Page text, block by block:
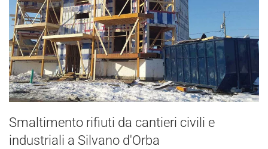
Smaltimento rifiuti da cantieri civili e
industriali a Silvano d'Orba